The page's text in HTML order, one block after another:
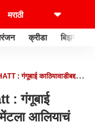
क्रीडा बिझनेस
: गंगूबाई काठियावाडीबद्दल
: गंगूबाई
आलियाचं